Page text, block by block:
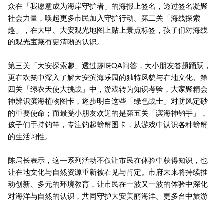
众在「我愿意成为海岸守护者」的海报上签名，透过签名凝聚
社会力量，唤起更多市民加入守护行动。第二关「海线探索
趣」，在大甲、大安观光地图上贴上景点标签，孩子们对海线
的观光宝藏有更清晰的认识。
第三关「大安探索趣」透过趣味QA问答，大小朋友答题踊跃，
更在欢笑中深入了解大安滨海乐园的独特风貌与在地文化。第
四关「绿衣天使大挑战」中，游戏转为知识考验，大家聚精会
神辨识滨海植物图卡，逐步明白这些「绿色战士」对防风定砂
的重要使命；而最受小朋友欢迎的是第五关「滨海神钓手」，
孩子们手持钓竿，专注钓起螃蟹图卡，从游戏中认识各种螃蟹
的生活习性。
陈局长表示，这一系列活动不仅让市民在体验中获得知识，也
让在地文化与自然资源重新被看见与肯定。市府未来将持续推
动创新、多元的环境教育，让市民在一波又一波的体验中深化
对海洋与自然的认识，共同守护大安美丽海洋。更多台中旅游